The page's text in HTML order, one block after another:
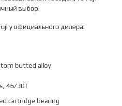
выбор!
у официального дилера!
butted alloy
46/30T
cartridge bearing